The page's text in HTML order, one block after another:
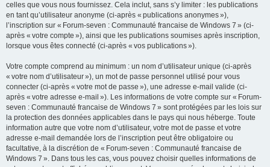
celles que vous nous fournissez. Cela inclut, sans s’y limiter : les publications
en tant qu’utilisateur anonyme (ci-après « publications anonymes »),
l’inscription sur « Forum-seven : Communauté francaise de Windows 7 » (ci-
après « votre compte »), ainsi que les publications soumises après inscription,
lorsque vous êtes connecté (ci-après « vos publications »).
Votre compte comprend au minimum : un nom d’utilisateur unique (ci-après
« votre nom d’utilisateur »), un mot de passe personnel utilisé pour vous
connecter (ci-après « votre mot de passe »), une adresse e-mail valide (ci-
après « votre adresse e-mail »). Les informations de votre compte sur « Forum-
seven : Communauté francaise de Windows 7 » sont protégées par les lois sur
la protection des données applicables dans le pays qui nous héberge. Toute
information autre que votre nom d’utilisateur, votre mot de passe et votre
adresse e-mail demandée lors de l’inscription peut être obligatoire ou
facultative, à la discrétion de « Forum-seven : Communauté francaise de
Windows 7 ». Dans tous les cas, vous pouvez choisir quelles informations de